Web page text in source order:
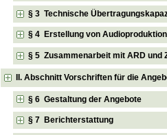
§ 3 Technische
§ 4 Erstellung von
§ 5 Zusammenarbeit mit ARD und
II. Abschnitt Vorschriften für die
§ 6 Gestaltung der Angebote
§ 7 Berichterstattung